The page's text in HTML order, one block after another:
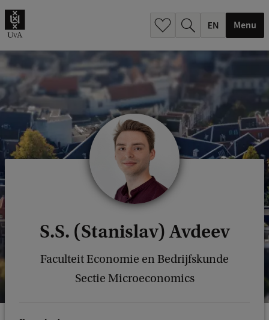
Menu
S.S. (Stanislav) Avdeev
Faculteit Economie en Bedrijfskunde
Sectie Microeconomics